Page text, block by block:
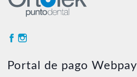
Portal de pago Webpay